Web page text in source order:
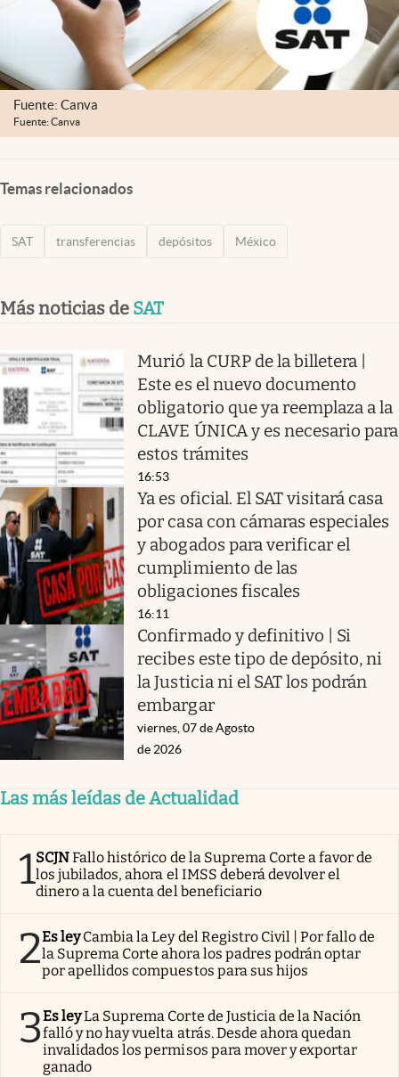
Fuente: Canva
Fuente: Canva
Temas relacionados
SAT transferencias depósitos México
Más noticias de SAT
Murió la CURP de la billetera |
Este es el nuevo documento
obligatorio que ya reemplaza a la
CLAVE ÚNICA y es necesario para
estos trámites
16:53
Ya es oficial. El SAT visitará casa
por casa con cámaras especiales
y abogados para verificar el
cumplimiento de las
obligaciones fiscales
16:11
Confirmado y definitivo | Si
recibes este tipo de depósito, ni
la Justicia ni el SAT los podrán
embargar
viernes, 07 de Agosto
de 2026
Las más leídas de Actualidad
1SCJNFallo histórico de la Suprema Corte a favor de
los jubilados, ahora el IMSS deberá devolver el
dinero a la cuenta del beneficiario
2Es ley Cambia la Ley del Registro Civil | Por fallo de
la Suprema Corte ahora los padres podrán optar
por apellidos compuestos para sus hijos
3Es leyLa Suprema Corte de Justicia de la Nación
falló y no hay vuelta atrás. Desde ahora quedan
invalidados los permisos para mover y exportar
ganado